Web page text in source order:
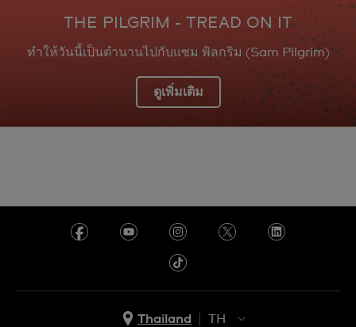
THE PILGRIM - TREAD ON IT
ทำให้วันนี้เป็นตำนานไปกับแซม พิลกริม (Sam Pilgrim)
ดูเพิ่มเติม
Thailand
TH